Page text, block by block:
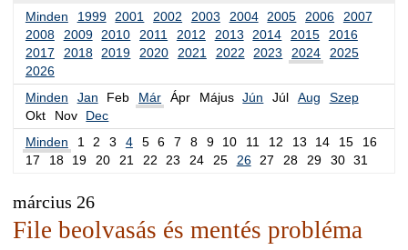
Minden
1999 2001 2002 2003 2004 2005 2006
2007
2008
2009 2010 2011 2012 2013 2014 2015
2016
2017
2018 2019 2020 2021 2022 2023 2024
2025
2026
Minden
Jan Feb Már Ápr Május Jún Júl Aug
Szep
Okt
Nov
Dec
Minden
1 2 3 4 5 6 7 8 9 10 11 12 13 14 15
16
17
18 19 20 21 22 23 24 25 26 27 28 29 30 31
március 26
File beolvasás és mentés probléma